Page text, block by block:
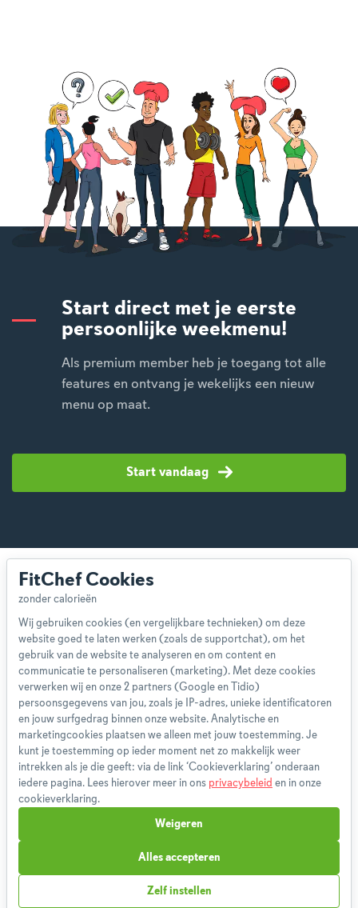
Start direct met je eerste
persoonlijke weekmenu!
Als premium member heb je toegang tot alle
features en ontvang je wekelijks een nieuw
menu op maat.
Start vandaag
Over ons
Team
App
Blog
Disclaimer
Gebruikersvoorwaarden
Methodologie
Privacybeleid
Cookieverklaring
Betaalmethoden
Klachtenprocedure
Partnerprogramma
FitChef Cookies
Wij gebruiken cookies (en vergelijkbare technieken) om deze
website goed te laten werken (zoals de supportchat), om het
gebruik van de website te analyseren en om content en
communicatie te personaliseren (marketing). Met deze cookies
verwerken wij en onze 2 partners (Google en Tidio)
persoonsgegevens van jou, zoals je IP-adres, unieke identificatoren
en jouw surfgedrag binnen onze website. Analytische en
marketingcookies plaatsen we alleen met jouw toestemming. Je
kunt je toestemming op ieder moment net zo makkelijk weer
intrekken als je die geeft: via de link ‘Cookieverklaring’ onderaan
iedere pagina. Lees hierover meer in ons privacybeleid en in onze
cookieverklaring.
Zelf instellen
Weigeren
Alles accepteren